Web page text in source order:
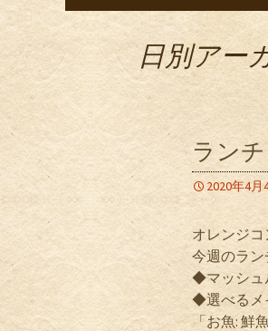
日別アー
ラン
2020年4月
オレンジ
今週のラン
◆マッシュ
◆選べるメ
「お魚: 鮮